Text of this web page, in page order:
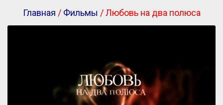
Главная / Фильмы / Любовь на два полюса